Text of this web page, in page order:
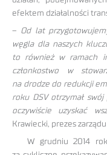
efektem działalności
– Od lat
węgla dla naszych
to również w ramach
członkostwo w
na drodze do redukcji
roku DSV otrzymał
oczywiście uzyskać
Krawiecki, prezes zarządu
W grudniu 2014